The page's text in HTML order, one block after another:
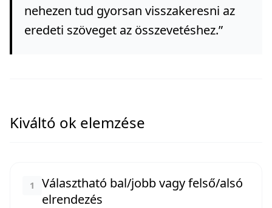
nehezen tud gyorsan visszakeresni az
eredeti szöveget az összevetéshez.”
Kiváltó ok elemzése
1
Választható bal/jobb vagy felső/alsó
elrendezés